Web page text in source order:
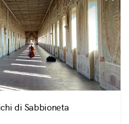
di Sabbioneta